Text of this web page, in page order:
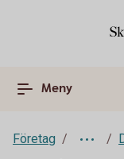
Meny
Företag